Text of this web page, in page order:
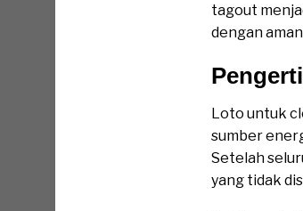
tagout
dengan
Loto untuk
sumber
Setelah
yang tidak